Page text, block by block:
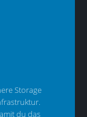
Storage
du das